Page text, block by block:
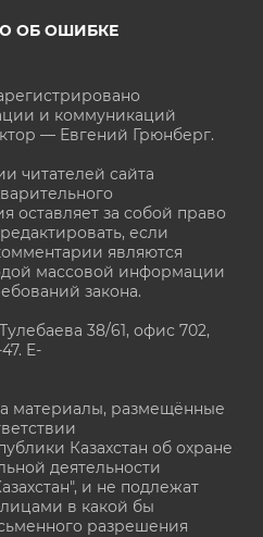
ОБ ОШИБКЕ
и коммуникаций
— Евгений Грюнберг.
читателей сайта
оставляет за собой право
если
являются
массовой информации
закона.
38/61, офис 702,
E-
материалы, размещённые
Казахстан об охране
деятельности
и не подлежат
в какой бы
разрешения